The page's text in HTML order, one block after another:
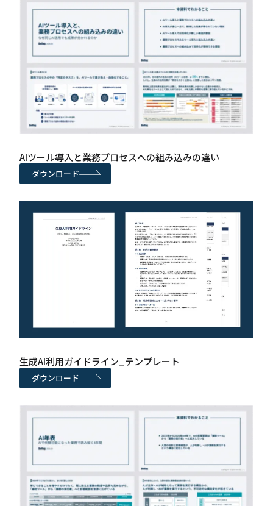
AIツール導入と業務プロセスへの組み込みの違い
ダウンロード
生成AI利用ガイドライン_テンプレート
ダウンロード